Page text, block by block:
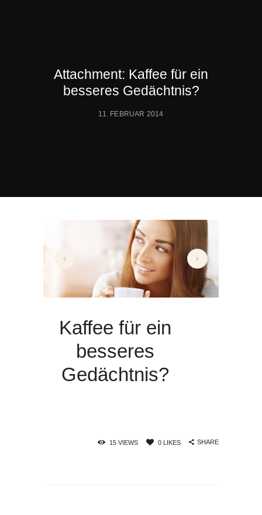
Attachment: Kaffee für ein
besseres Gedächtnis?
11. FEBRUAR 2014
kaffee-gedaechtnis
Kaffee für ein
besseres
Gedächtnis?
15VIEWS 0LIKES SHARE